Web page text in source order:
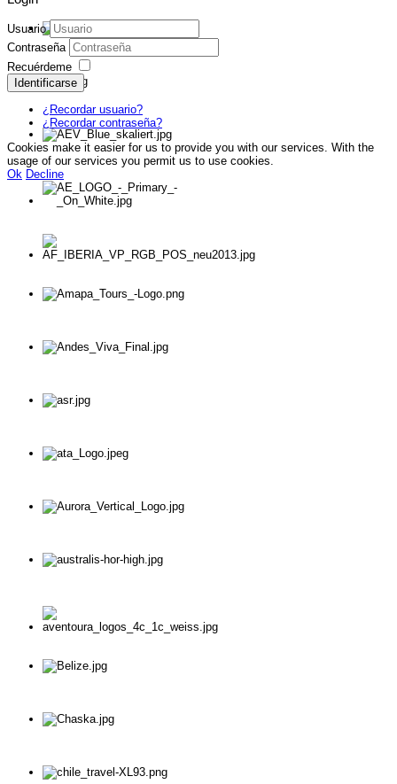
Usuario
Contraseña
Recuérdeme
Identificarse
¿Recordar usuario?
¿Recordar contraseña?
Cookies make it easier for us to provide you with our services. With the
usage of our services you permit us to use cookies.
Ok Decline